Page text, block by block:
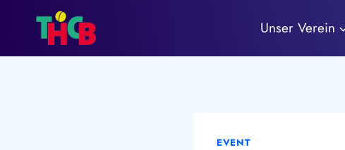
springen
Unser Verein
EVENT